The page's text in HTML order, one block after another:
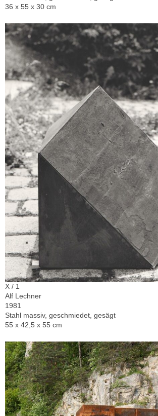
36 x 55 x 30 cm
X / 1
Alf Lechner
1981
Stahl massiv, geschmiedet, gesägt
55 x 42,5 x 55 cm